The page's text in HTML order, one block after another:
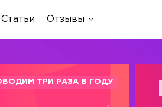
Статьи Отзывы
ТРИ РАЗА В ГОДУ